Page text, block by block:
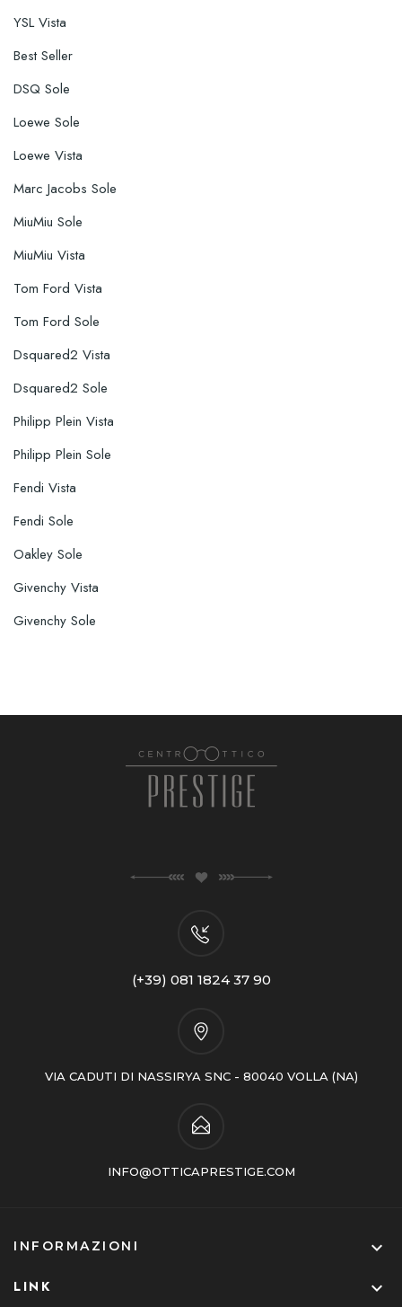
YSL Vista
Best Seller
DSQ Sole
Loewe Sole
Loewe Vista
Marc Jacobs Sole
MiuMiu Sole
MiuMiu Vista
Tom Ford Vista
Tom Ford Sole
Dsquared2 Vista
Dsquared2 Sole
Philipp Plein Vista
Philipp Plein Sole
Fendi Vista
Fendi Sole
Oakley Sole
Givenchy Vista
Givenchy Sole
(+39) 081 1824 37 90
VIA CADUTI DI NASSIRYA SNC - 80040 VOLLA (NA)
INFO@OTTICAPRESTIGE.COM
INFORMAZIONI 
LINK 